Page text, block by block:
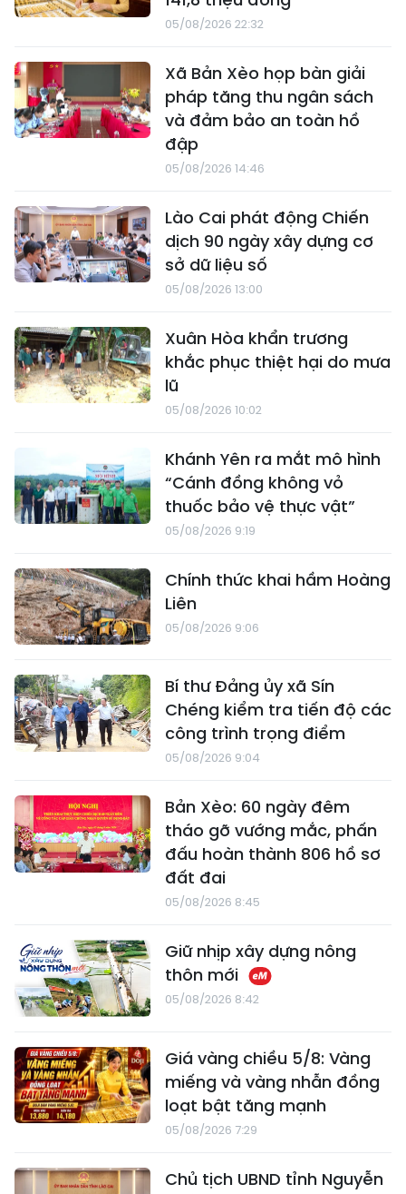
05/08/2026 22:32
Xã Bản Xèo họp bàn giải
pháp tăng thu ngân sách
và đảm bảo an toàn hồ
đập
05/08/2026 14:46
Lào Cai phát động Chiến
dịch 90 ngày xây dựng cơ
sở dữ liệu số
05/08/2026 13:00
Xuân Hòa khẩn trương
khắc phục thiệt hại do mưa
lũ
05/08/2026 10:02
Khánh Yên ra mắt mô hình
“Cánh đồng không vỏ
thuốc bảo vệ thực vật”
05/08/2026 9:19
Chính thức khai hầm Hoàng
Liên
05/08/2026 9:06
Bí thư Đảng ủy xã Sín
Chéng kiểm tra tiến độ các
công trình trọng điểm
05/08/2026 9:04
Bản Xèo: 60 ngày đêm
tháo gỡ vướng mắc, phấn
đấu hoàn thành 806 hồ sơ
đất đai
05/08/2026 8:45
Giữ nhịp xây dựng nông
thôn mới
05/08/2026 8:42
Giá vàng chiều 5/8: Vàng
miếng và vàng nhẫn đồng
loạt bật tăng mạnh
05/08/2026 7:29
Chủ tịch UBND tỉnh Nguyễn